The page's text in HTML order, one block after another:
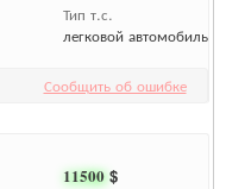
Тип т.с.
легковой автомобиль
Сообщить об ошибке
11500 $